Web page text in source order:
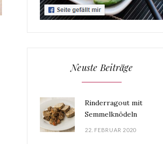
Neuste Beiträge
Rinderragout mit
Semmelknödeln
22. FEBRUAR 2020